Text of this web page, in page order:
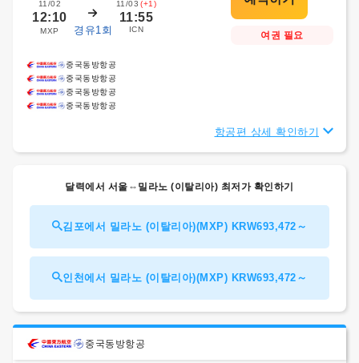
11/02
12:10
MXP 경유1회
11/03 (+1)
11:55
ICN
여권 필요
중국동방항공
중국동방항공
중국동방항공
중국동방항공
항공편 상세 확인하기
달력에서 서울⇔밀라노 (이탈리아) 최저가 확인하기
김포에서 밀라노 (이탈리아)(MXP) KRW693,472～
인천에서 밀라노 (이탈리아)(MXP) KRW693,472～
중국동방항공